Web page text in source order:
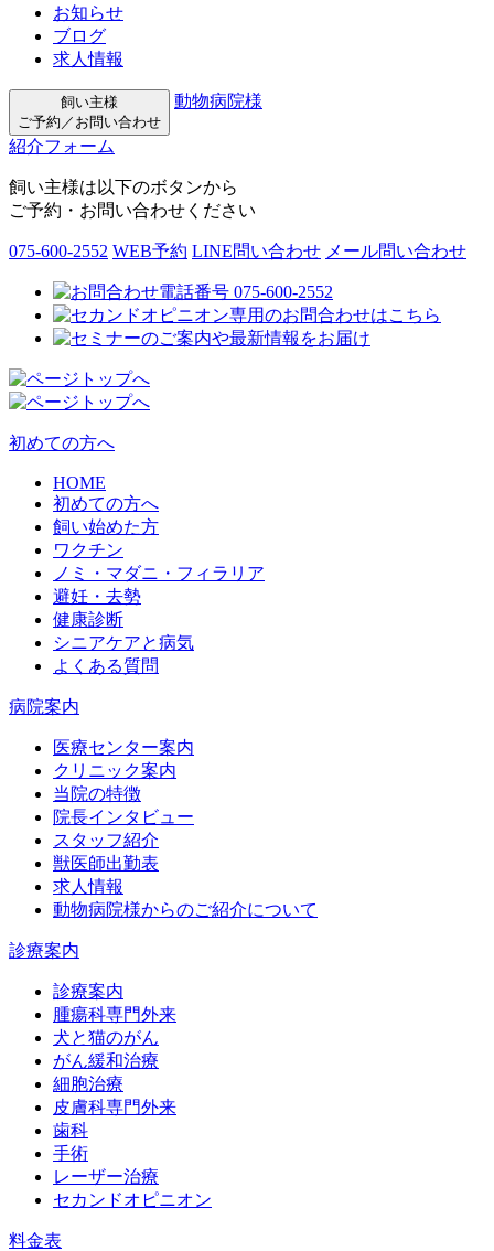
お知らせ
ブログ
求人情報
飼い主様
ご予約／お問い合わせ
動物病院様
紹介フォーム
飼い主様は以下のボタンから
ご予約・お問い合わせください
075-600-2552 WEB予約 LINE問い合わせ メール問い合わせ
初めての方へ
HOME
初めての方へ
飼い始めた方
ワクチン
ノミ・マダニ・フィラリア
避妊・去勢
健康診断
シニアケアと病気
よくある質問
病院案内
医療センター案内
クリニック案内
当院の特徴
院長インタビュー
スタッフ紹介
獣医師出勤表
求人情報
動物病院様からのご紹介について
診療案内
診療案内
腫瘍科専門外来
犬と猫のがん
がん緩和治療
細胞治療
皮膚科専門外来
歯科
手術
レーザー治療
セカンドオピニオン
料金表